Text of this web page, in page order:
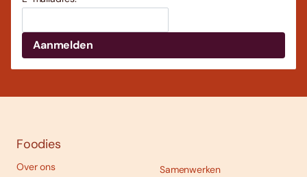
Foodies
Over ons
Samenwerken